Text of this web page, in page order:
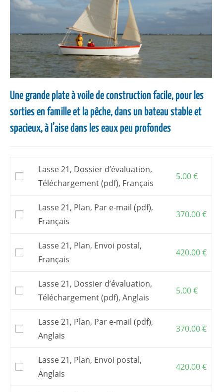
Une grande plate à voile de construction facile, pour les
sorties en famille et la pêche, dans un bateau stable et
spacieux, à l’aise dans les eaux peu profondes
Lasse 21, Dossier d’évaluation,
Téléchargement (pdf), Français
5.00€
Lasse 21, Plan, Par e-mail (pdf),
Français
370.00€
Lasse 21, Plan, Envoi postal,
Français
420.00€
Lasse 21, Dossier d’évaluation,
Téléchargement (pdf), Anglais
5.00€
Lasse 21, Plan, Par e-mail (pdf),
Anglais
370.00€
Lasse 21, Plan, Envoi postal,
Anglais
420.00€